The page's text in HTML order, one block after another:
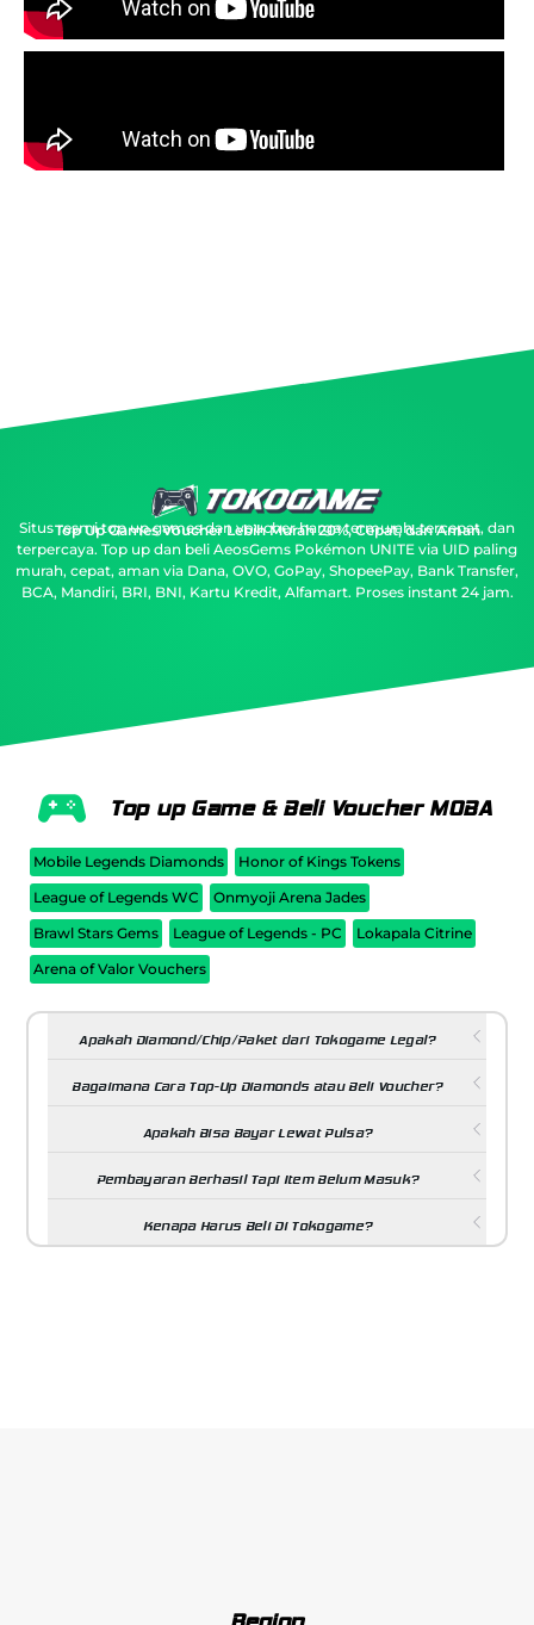
Top Up Games Voucher Lebih Murah 20%, Cepat, dan Aman
Situs resmi top up games dan voucher harga termurah, tercepat, dan
terpercaya. Top up dan beli AeosGems Pokémon UNITE via UID paling
murah, cepat, aman via Dana, OVO, GoPay, ShopeePay, Bank Transfer,
BCA, Mandiri, BRI, BNI, Kartu Kredit, Alfamart. Proses instant 24 jam.
Top up Game & Beli Voucher MOBA
Mobile Legends Diamonds
Honor of Kings Tokens
League of Legends WC
Onmyoji Arena Jades
Brawl Stars Gems
League of Legends - PC
Lokapala Citrine
Arena of Valor Vouchers
Apakah Diamond/Chip/Paket dari Tokogame Legal?
Bagaimana Cara Top-Up Diamonds atau Beli Voucher?
Apakah Bisa Bayar Lewat Pulsa?
Pembayaran Berhasil Tapi Item Belum Masuk?
Kenapa Harus Beli Di Tokogame?